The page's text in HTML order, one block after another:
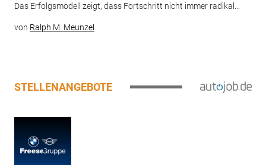
Das Erfolgsmodell zeigt, dass Fortschritt nicht immer radikal...
von Ralph M. Meunzel
STELLENANGEBOTE